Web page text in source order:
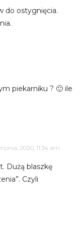
do ostygnięcia.
piekarniku ? 🙂 ile
2020, 11:34 am
Dużą blaszkę
Czyli